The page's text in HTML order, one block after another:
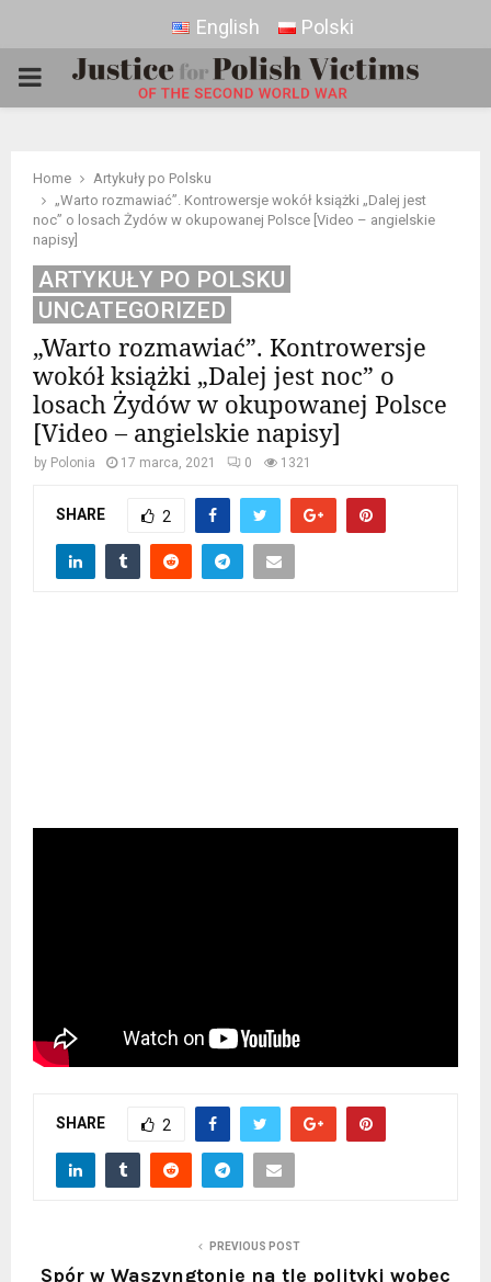
English Polski
PRIMARY
Home
Artykuły po Polsku
„Warto rozmawiać”. Kontrowersje wokół książki „Dalej jest
noc” o losach Żydów w okupowanej Polsce [Video – angielskie
napisy]
ARTYKUŁY PO POLSKU
UNCATEGORIZED
„Warto rozmawiać”. Kontrowersje
wokół książki „Dalej jest noc” o
losach Żydów w okupowanej Polsce
[Video – angielskie napisy]
by Polonia 17 marca, 2021 0 1321
SHARE 2
SHARE 2
PREVIOUS POST
Spór w Waszyngtonie na tle polityki wobec